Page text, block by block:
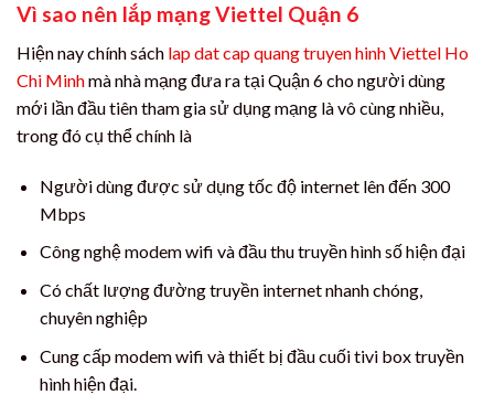
Vì sao nên lắp mạng Viettel Quận 6
Hiện nay chính sách lap dat cap quang truyen hinh Viettel Ho
Chi Minhmà nhà mạng đưa ra tại Quận 6 cho người dùng
mới lần đầu tiên tham gia sử dụng mạng là vô cùng nhiều,
trong đó cụ thể chính là
Người dùng được sử dụng tốc độ internet lên đến 300
Mbps
Công nghệ modem wifi và đầu thu truyền hình số hiện đại
Có chất lượng đường truyền internet nhanh chóng,
chuyên nghiệp
Cung cấp modem wifi và thiết bị đầu cuối tivi box truyền
hình hiện đại.